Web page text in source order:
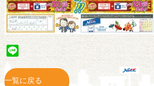
Line
一覧に戻る